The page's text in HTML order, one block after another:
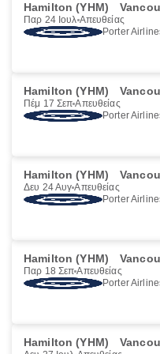
Hamilton (YHM)
Παρ 24 Ιουλ Απευθείας
Porter
Hamilton (YHM)
Πέμ 17 Σεπ Απευθείας
Porter
Hamilton (YHM)
Δευ 24 Αυγ Απευθείας
Porter
Hamilton (YHM)
Παρ 18 Σεπ Απευθείας
Porter
Hamilton (YHM)